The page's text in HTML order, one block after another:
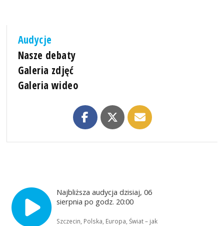
Audycje
Nasze debaty
Galeria zdjęć
Galeria wideo
Najbliższa audycja dzisiaj, 06
sierpnia po godz. 20:00
Szczecin, Polska, Europa, Świat – jak